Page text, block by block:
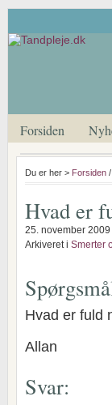
Forsiden
Du er her > Forsiden /
Hvad er
25. november 2009
Arkiveret i Smerter
Hvad er fuld
Allan
Svar: